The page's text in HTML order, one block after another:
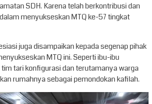
SDH. Karena telah berkontribusi dan
menyukseskan MTQ ke-57 tingkat
juga disampaikan kepada segenap pihak
MTQ ini. Seperti ibu-ibu
tari konfigurasi dan terutamanya warga
rumahnya sebagai pemondokan kafilah.